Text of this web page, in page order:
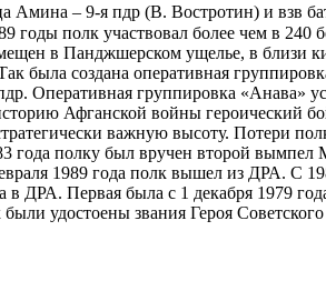
Амина – 9-я пдр (В. Востротин) и
полк участвовал более чем в
в Панджшерском ущелье, в близи
была создана оперативная
Оперативная группировка «Анава»
Афганской войны героический
важную высоту. Потери
года полку был вручен второй
1989 года полк вышел из ДРА. С
ДРА. Первая была с 1 декабря 1979
удостоены звания Героя